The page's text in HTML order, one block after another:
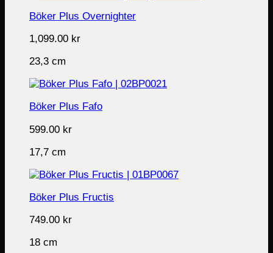
Böker Plus Overnighter
1,099.00 kr
23,3 cm
Böker Plus Fafo
599.00 kr
17,7 cm
Böker Plus Fructis
749.00 kr
18 cm